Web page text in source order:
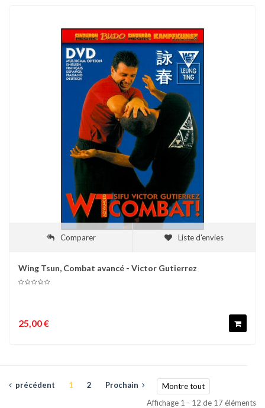
Comparer Liste d'envies
Wing Tsun, Combat avancé - Victor Gutierrez
25,00 €
précédent 1 2 Prochain
Montre tout
Affichage 1 - 12 de 17 éléments